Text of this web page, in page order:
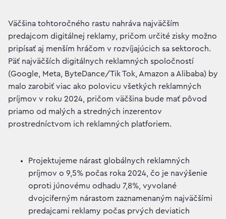
Väčšina tohtoročného rastu nahráva najväčším
predajcom digitálnej reklamy, pričom určité zisky možno
pripísať aj menším hráčom v rozvíjajúcich sa sektoroch.
Päť najväčších digitálnych reklamných spoločností
(Google, Meta, ByteDance/Tik Tok, Amazon a Alibaba) by
malo zarobiť viac ako polovicu všetkých reklamných
príjmov v roku 2024, pričom väčšina bude mať pôvod
priamo od malých a stredných inzerentov
prostredníctvom ich reklamných platforiem.
Projektujeme nárast globálnych reklamných
príjmov o 9,5% počas roka 2024, čo je navýšenie
oproti júnovému odhadu 7,8%, vyvolané
dvojciferným nárastom zaznamenaným najväčšími
predajcami reklamy počas prvých deviatich